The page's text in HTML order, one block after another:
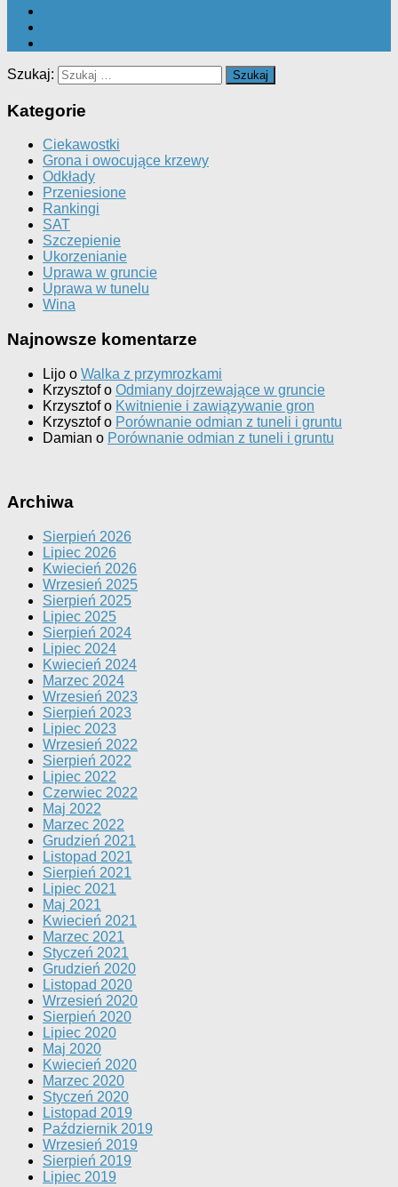
Szukaj:
Kategorie
Ciekawostki
Grona i owocujące krzewy
Odkłady
Przeniesione
Rankingi
SAT
Szczepienie
Ukorzenianie
Uprawa w gruncie
Uprawa w tunelu
Wina
Najnowsze komentarze
Lijo o Walka z przymrozkami
Krzysztofo Odmiany dojrzewające w gruncie
Krzysztofo Kwitnienie i zawiązywanie gron
Krzysztofo Porównanie odmian z tuneli i gruntu
Damian o Porównanie odmian z tuneli i gruntu
Archiwa
Sierpień 2026
Lipiec 2026
Kwiecień 2026
Wrzesień 2025
Sierpień 2025
Lipiec 2025
Sierpień 2024
Lipiec 2024
Kwiecień 2024
Marzec 2024
Wrzesień 2023
Sierpień 2023
Lipiec 2023
Wrzesień 2022
Sierpień 2022
Lipiec 2022
Czerwiec 2022
Maj 2022
Marzec 2022
Grudzień 2021
Listopad 2021
Sierpień 2021
Lipiec 2021
Maj 2021
Kwiecień 2021
Marzec 2021
Styczeń 2021
Grudzień 2020
Listopad 2020
Wrzesień 2020
Sierpień 2020
Lipiec 2020
Maj 2020
Kwiecień 2020
Marzec 2020
Styczeń 2020
Listopad 2019
Październik 2019
Wrzesień 2019
Sierpień 2019
Lipiec 2019